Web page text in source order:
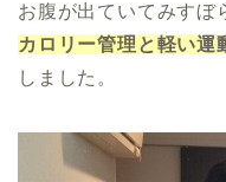
お腹が出ていてみすぼ
カロリー管理と軽い運
しました。